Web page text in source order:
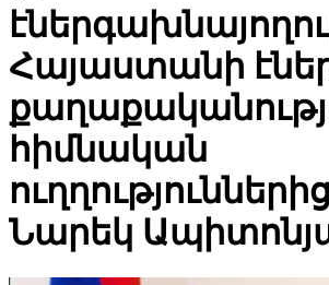
Հայաստանի
հիմնական
Նարեկ